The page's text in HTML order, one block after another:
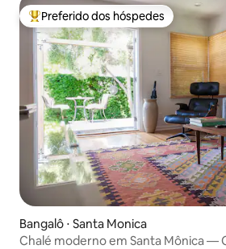
Entre os melhores preferidos dos
Preferido dos hóspedes
Bangalô ⋅ Santa Monica
Chalé moderno em Santa Mônica —